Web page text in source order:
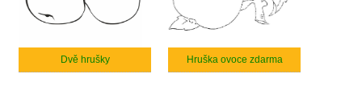
Dvě hrušky Hruška ovoce zdarma